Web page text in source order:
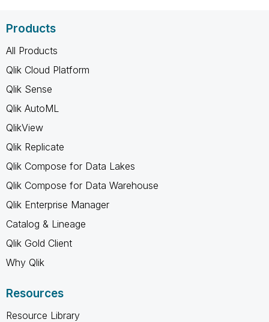
Products
All Products
Qlik Cloud Platform
Qlik Sense
Qlik AutoML
QlikView
Qlik Replicate
Qlik Compose for Data Lakes
Qlik Compose for Data Warehouse
Qlik Enterprise Manager
Catalog & Lineage
Qlik Gold Client
Why Qlik
Resources
Resource Library